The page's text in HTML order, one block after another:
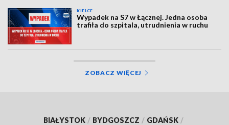
KIELCE
Wypadek na S7 w Łącznej. Jedna osoba
trafiła do szpitala, utrudnienia w ruchu
ZOBACZ WIĘCEJ
BIAŁYSTOK / BYDGOSZCZ / GDAŃSK /